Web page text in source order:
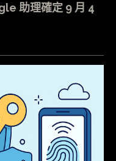
助理確定 9 月 4